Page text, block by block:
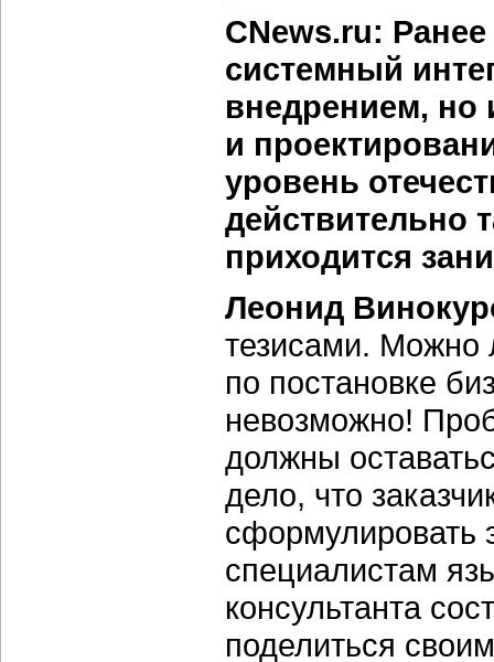
CNews.ru:
системный
внедрением, но
и
уровень
действительно
приходится
Леонид
тезисами. Можно
по постановке
невозможно!
должны
дело, что
сформулировать
специалистам
консультанта
поделиться